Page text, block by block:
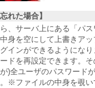
れた場合】
、サーバ上にある「パ
身を空にして上書きアッ
インができるようにな
ドを再設定できます。
)全ユーザのパスワード
※ファイルの中身を覗